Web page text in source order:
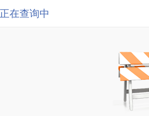
正在查询中